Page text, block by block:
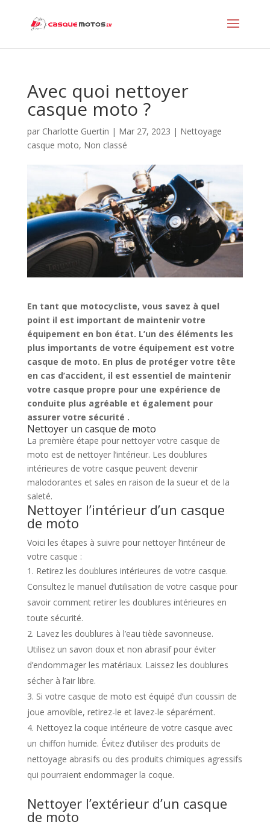
Avec quoi nettoyer
casque moto ?
par Charlotte Guertin | Mar 27, 2023 | Nettoyage
casque moto, Non classé
En tant que motocycliste, vous savez à quel
point il est important de maintenir votre
équipement en bon état. L’un des éléments les
plus importants de votre équipement est votre
casque de moto. En plus de protéger votre tête
en cas d’accident, il est essentiel de maintenir
votre casque propre pour une expérience de
conduite plus agréable et également pour
assurer votre sécurité .
Nettoyer un casque de moto
La première étape pour nettoyer votre casque de
moto est de nettoyer l’intérieur. Les doublures
intérieures de votre casque peuvent devenir
malodorantes et sales en raison de la sueur et de la
saleté.
Nettoyer l’intérieur d’un casque
de moto
Voici les étapes à suivre pour nettoyer l’intérieur de
votre casque :
Retirez les doublures intérieures de votre casque.
Consultez le manuel d’utilisation de votre casque pour
savoir comment retirer les doublures intérieures en
toute sécurité.
Lavez les doublures à l’eau tiède savonneuse.
Utilisez un savon doux et non abrasif pour éviter
d’endommager les matériaux. Laissez les doublures
sécher à l’air libre.
Si votre casque de moto est équipé d’un coussin de
joue amovible, retirez-le et lavez-le séparément.
Nettoyez la coque intérieure de votre casque avec
un chiffon humide. Évitez d’utiliser des produits de
nettoyage abrasifs ou des produits chimiques agressifs
qui pourraient endommager la coque.
Nettoyer l’extérieur d’un casque
de moto